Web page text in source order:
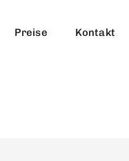
Preise Kontakt